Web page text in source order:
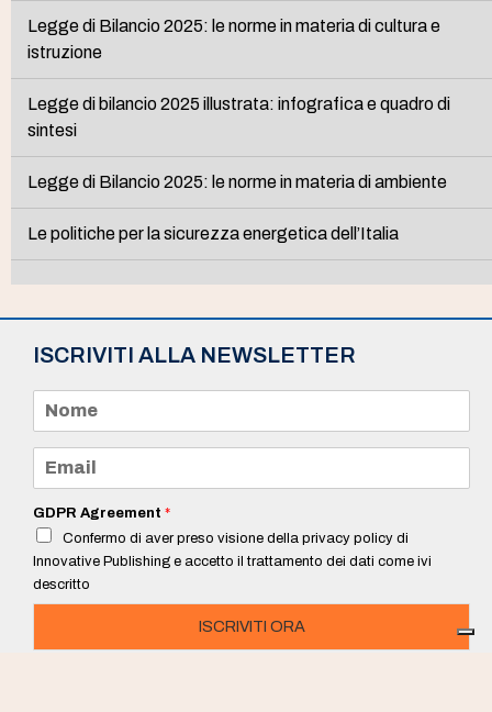
Legge di Bilancio 2025: le norme in materia di cultura e
istruzione
Legge di bilancio 2025 illustrata: infografica e quadro di
sintesi
Legge di Bilancio 2025: le norme in materia di ambiente
Le politiche per la sicurezza energetica dell’Italia
ISCRIVITI ALLA NEWSLETTER
m
e
a
i
*
GDPR Agreement *
Confermo di aver preso visione della privacy policy di
Innovative Publishing e accetto il trattamento dei dati come ivi
descritto
ISCRIVITI ORA